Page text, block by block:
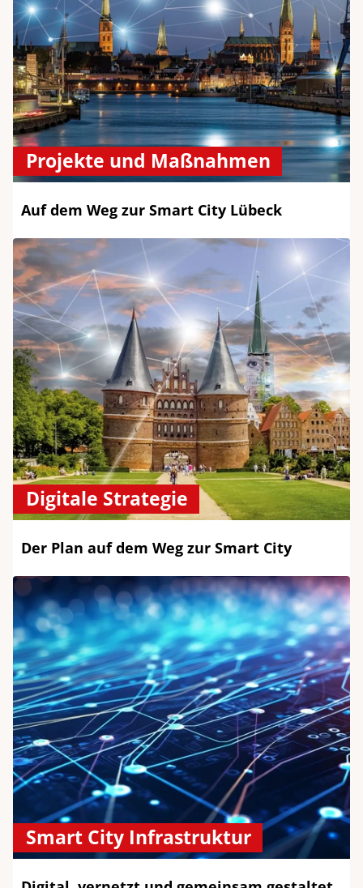
Projekte und Maßnahmen
Auf dem Weg zur Smart City Lübeck
Digitale Strategie
Der Plan auf dem Weg zur Smart City
Smart City Infrastruktur